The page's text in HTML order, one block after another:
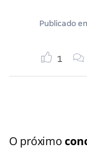
Publicado
1
O próximo